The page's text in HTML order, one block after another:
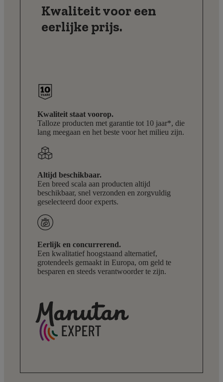
Kwaliteit voor een
eerlijke prijs.
Kwaliteit staat voorop.
Talloze producten met garantie tot 10 jaar*, die
lang meegaan en het beste voor het milieu zijn.
Altijd beschikbaar.
Een breed scala aan producten altijd
beschikbaar, snel verzonden en zorgvuldig
geselecteerd door experts.
Eerlijk en concurrerend.
Een kwalitatief hoogstaand alternatief,
grotendeels gemaakt in Europa, om geld te
besparen en steeds verantwoorder te zijn.